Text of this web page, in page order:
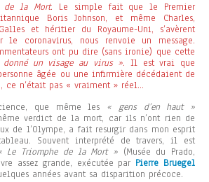
de la Mort. Le simple fait que le Premier
Boris Johnson, et même Charles,
et héritier du Royaume-Uni, s’avèrent
le coronavirus, nous renvoie un message.
ont pu dire (sans ironie) que cette
un visage au virus ». Il est vrai que
âgée ou une infirmière décédaient de
n’était pas « vraiment » réel…
que même les « gens d’en haut »
verdict de la mort, car ils n’ont rien de
de l’Olympe, a fait resurgir dans mon esprit
Souvent interprété de travers, il est
Le Triomphe de la Mort »(Musée du Prado,
assez grande, exécutée par Pierre Bruegel
années avant sa disparition précoce.